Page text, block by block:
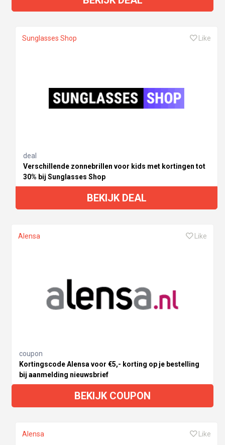
Sunglasses Shop Like
deal
Verschillende zonnebrillen voor kids met kortingen tot
30% bij Sunglasses Shop
BEKIJK DEAL
Alensa Like
coupon
Kortingscode Alensa voor €5,- korting op je bestelling
bij aanmelding nieuwsbrief
BEKIJK COUPON
Alensa Like